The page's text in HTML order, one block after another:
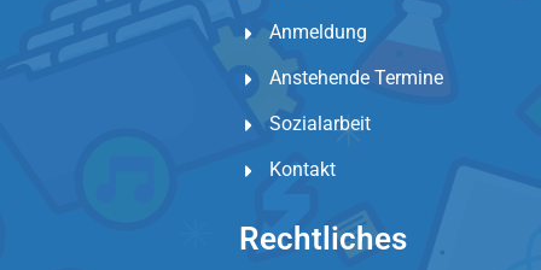
Anmeldung
Anstehende Termine
Sozialarbeit
Kontakt
Rechtliches